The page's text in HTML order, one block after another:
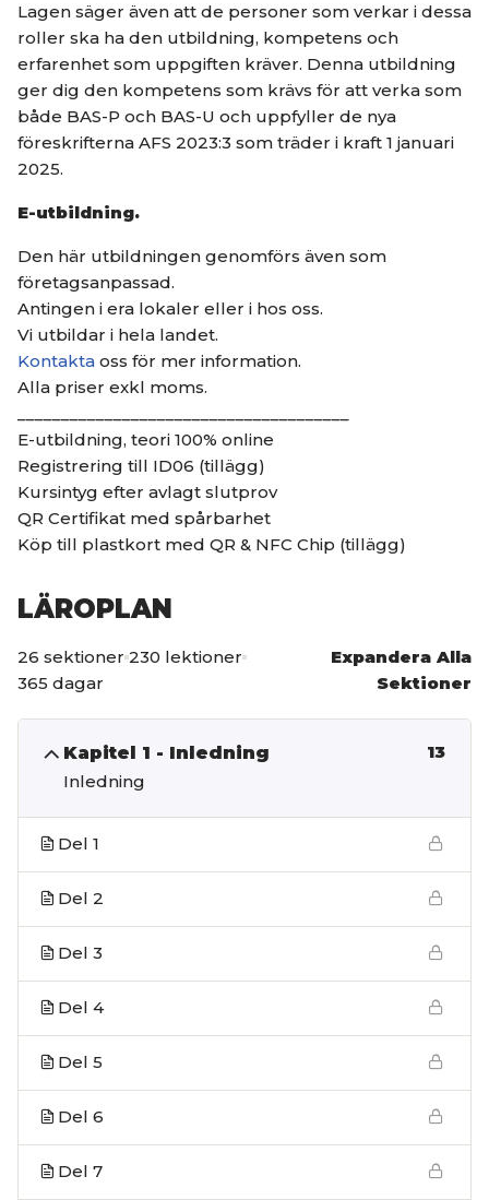
Lagen säger även att de personer som verkar i dessa
roller ska ha den utbildning, kompetens och
erfarenhet som uppgiften kräver. Denna utbildning
ger dig den kompetens som krävs för att verka som
både BAS-P och BAS-U och uppfyller de nya
föreskrifterna AFS 2023:3 som träder i kraft 1 januari
2025.
E-utbildning.
Den här utbildningen genomförs även som
företagsanpassad.
Antingen i era lokaler eller i hos oss.
Vi utbildar i hela landet.
Kontakta oss för mer information.
Alla priser exkl moms.
E-utbildning, teori 100% online
Registrering till ID06 (tillägg)
Kursintyg efter avlagt slutprov
QR Certifikat med spårbarhet
Köp till plastkort med QR & NFC Chip (tillägg)
LÄROPLAN
26 sektioner 230 lektioner
365 dagar
Expandera Alla
Sektioner
Kapitel 1 - Inledning
Inledning
13
Del 1
Del 2
Del 3
Del 4
Del 5
Del 6
Del 7